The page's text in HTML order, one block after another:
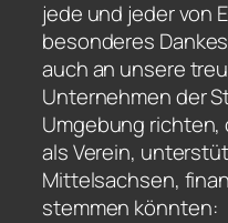
jede und jeder von
besonderes
auch an unsere
Unternehmen der
Umgebung richten,
als Verein,
Mittelsachsen,
stemmen könnten: